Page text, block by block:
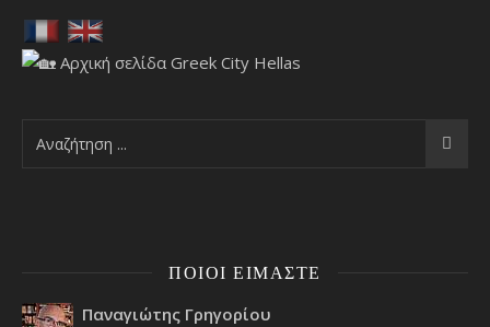
ΠΟΙΟΙ ΕΊΜΑΣΤΕ
Παναγιώτης Γρηγορίου